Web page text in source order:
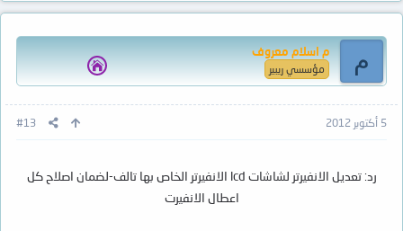
م م اسلام معروف
مؤسسي ريبير
5 أكتوبر 2012 #13
رد: تعديل الانفيرتر لشاشات lcd الانفيرتر الخاص بها تالف-لضمان اصلاح كل
اعطال الانفيرت